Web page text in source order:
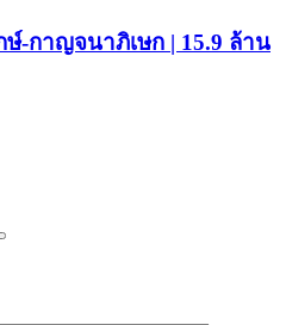
-กาญจนาภิเษก | 15.9 ล้าน